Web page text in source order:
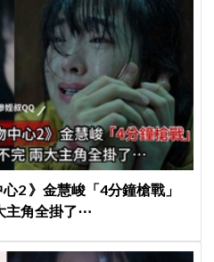
2 》金慧峻「4分鐘槍戰」
主角全掛了⋯